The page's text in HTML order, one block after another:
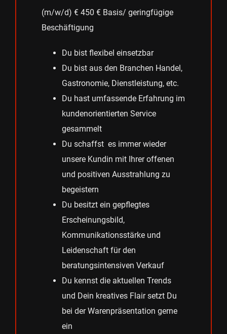
(m/w/d) € 450 € Basis/ geringfügige
Beschäftigung
Du bist flexibel einsetzbar
Du bist aus den Branchen Handel,
Gastronomie, Dienstleistung, etc.
Du hast umfassende Erfahrung im
kundenorientierten Service
gesammelt
Du schaffst es immer wieder
unsere Kundin mit Ihrer offenen
und positiven Ausstrahlung zu
begeistern
Du besitzt ein gepflegtes
Erscheinungsbild,
Kommunikationsstärke und
Leidenschaft für den
beratungsintensiven Verkauf
Du kennst die aktuellen Trends
und Dein kreatives Flair setzt Du
bei der Warenpräsentation gerne
ein